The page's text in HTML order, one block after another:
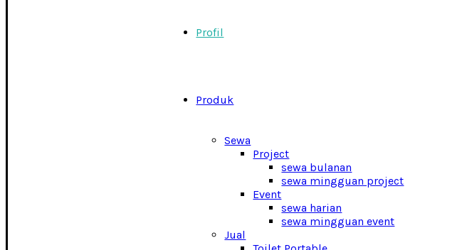
Profil
Produk
Sewa
Project
sewa bulanan
sewa mingguan project
Event
sewa harian
sewa mingguan event
Jual